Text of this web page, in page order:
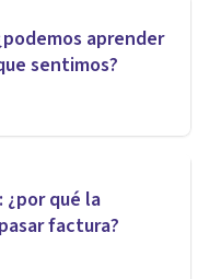
aprender
sentimos?
¿por qué la
factura?